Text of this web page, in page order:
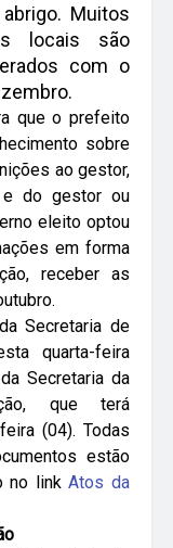
Muitos
locais são
com o
que o prefeito
sobre
ao gestor,
do gestor ou
eleito optou
em forma
receber as
Secretaria de
quarta-feira
Secretaria da
que terá
(04). Todas
estão
no linkAtos da